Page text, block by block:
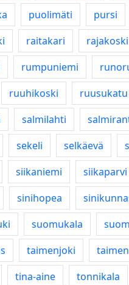
puolimäti pursi
raitakari rajakoski
rumpuniemi
ruuhikoski ruusukatu
salmilahti
sekeli selkäevä
siikaniemi siikaparvi
sinihopea
suomukala
taimenjoki
tina-aine tonnikala